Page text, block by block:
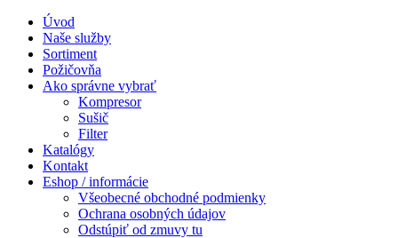
Úvod
Naše služby
Sortiment
Požičovňa
Ako správne vybrať
Kompresor
Sušič
Filter
Katalógy
Kontakt
Eshop / informácie
Všeobecné obchodné podmienky
Ochrana osobných údajov
Odstúpiť od zmuvy tu